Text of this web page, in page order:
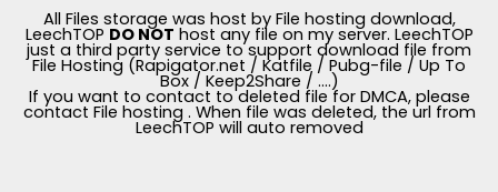
All Files storage was host by File hosting download,
LeechTOP DO NOT host any file on my server. LeechTOP
just a third party service to support download file from
File Hosting (Rapigator.net / Katfile / Pubg-file / Up To
Box / Keep2Share / ....)
If you want to contact to deleted file for DMCA, please
contact File hosting . When file was deleted, the url from
LeechTOP will auto removed